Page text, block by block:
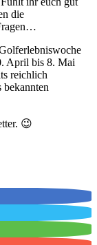
die
April bis 8. Mai
reichlich
😉